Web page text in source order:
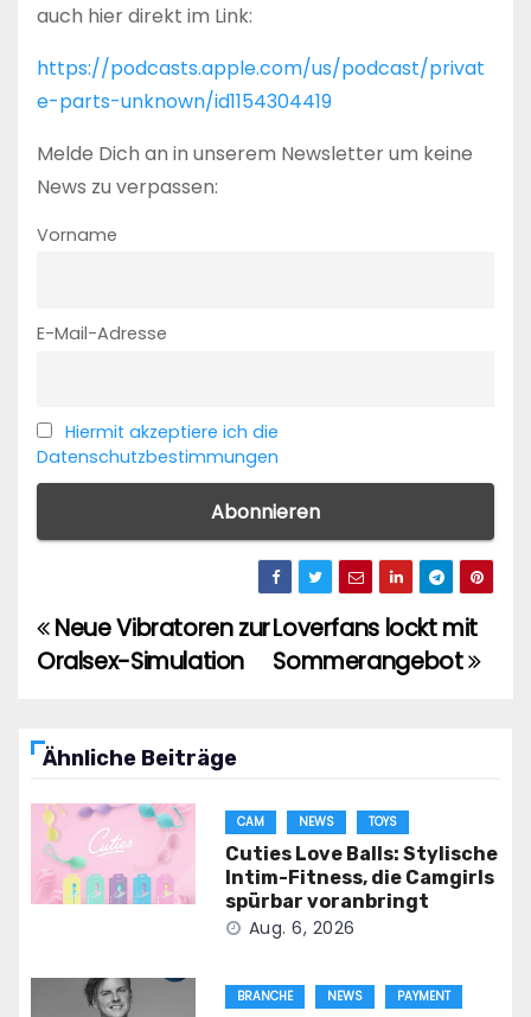
auch hier direkt im Link:
https://podcasts.apple.com/us/podcast/privat
e-parts-unknown/id1154304419
Melde Dich an in unserem Newsletter um keine
News zu verpassen:
Vorname
E-Mail-Adresse
Hiermit akzeptiere ich die
Datenschutzbestimmungen
Beitragsnavigation
Loverfans lockt mit
Sommerangebot
Neue Vibratoren zur
Oralsex-Simulation
Ähnliche Beiträge
CAM NEWS TOYS
Cuties Love Balls: Stylische
Intim-Fitness, die Camgirls
spürbar voranbringt
Aug. 6, 2026
BRANCHE NEWS PAYMENT